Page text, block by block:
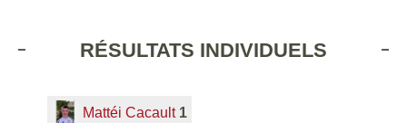
RÉSULTATS INDIVIDUELS
Mattéi Cacault 1